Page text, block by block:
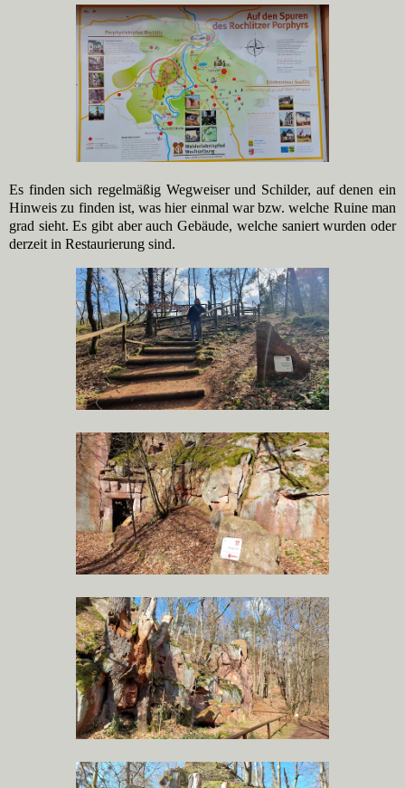
Es finden sich regelmäßig Wegweiser und Schilder, auf denen ein
Hinweis zu finden ist, was hier einmal war bzw. welche Ruine man
grad sieht. Es gibt aber auch Gebäude, welche saniert wurden oder
derzeit in Restaurierung sind.